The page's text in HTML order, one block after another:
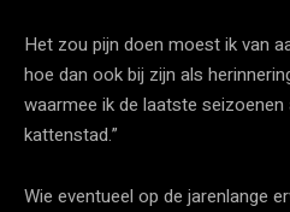
Het zou pijn doen moest ik van
hoe dan ook bij zijn als
waarmee ik de laatste
kattenstad.”
Wie eventueel op de jarenlange